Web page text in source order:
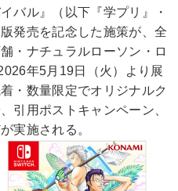
バル』（以下『学プリ』・
発売を記念した施策が、全
・ナチュラルローソン・ロ
年5月19日（火）より展
・数量限定でオリジナルク
引用ポストキャンペーン、
実施される。